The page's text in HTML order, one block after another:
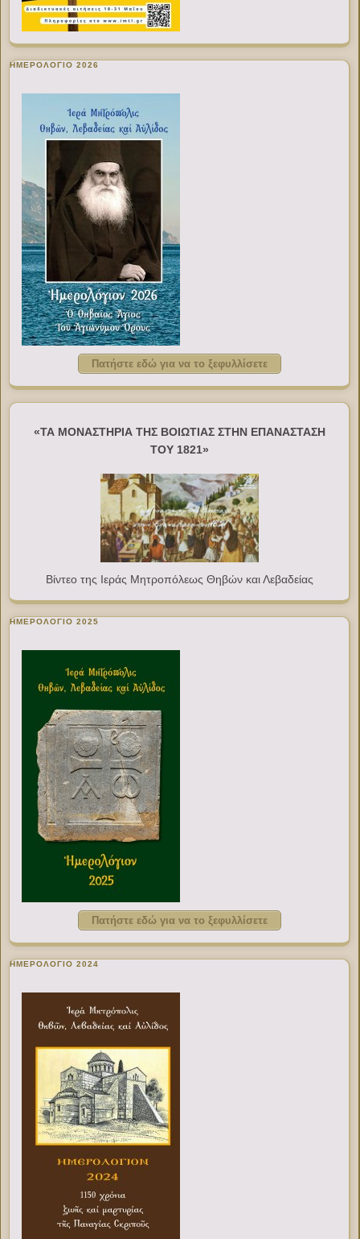
ΗΜΕΡΟΛΟΓΙΟ 2026
Πατήστε εδώ για να το ξεφυλλίσετε
«ΤΑ ΜΟΝΑΣΤΗΡΙΑ ΤΗΣ ΒΟΙΩΤΙΑΣ ΣΤΗΝ ΕΠΑΝΑΣΤΑΣΗ
ΤΟΥ 1821»
Βίντεο της Ιεράς Μητροπόλεως Θηβών και Λεβαδείας
ΗΜΕΡΟΛΟΓΙΟ 2025
Πατήστε εδώ για να το ξεφυλλίσετε
ΗΜΕΡΟΛΟΓΙΟ 2024